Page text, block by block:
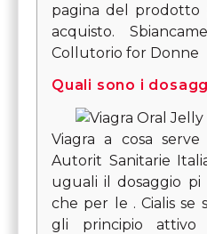
pagina del prodotto
acquisto.
Collutorio for Donne
Quali sono i
Viagra a cosa
Autorit Sanitarie
uguali il dosaggio
che per le . Cialis se
gli principio